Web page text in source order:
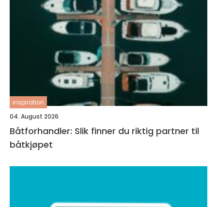
inspiration
04. August 2026
Båtforhandler: Slik finner du riktig partner til
båtkjøpet